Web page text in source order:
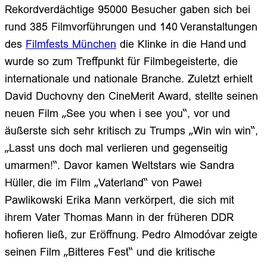
Rekordverdächtige 95000 Besucher gaben sich bei
rund 385 Filmvorführungen und 140Veranstaltungen
des Filmfests München die Klinke in die Hand und
wurde so zum Treffpunkt für Filmbegeisterte, die
internationale und nationale Branche. Zuletzt erhielt
David Duchovny den CineMerit Award, stellte seinen
neuen Film „See you when i see you“, vor und
äußerste sich sehr kritisch zu Trumps „Win win win“,
„Lasst uns doch mal verlieren und gegenseitig
umarmen!“. Davor kamen Weltstars wie Sandra
Hüller,die im Film „Vaterland“ von Paweł
Pawlikowski Erika Mann verkörpert, die sich mit
ihrem Vater Thomas Mann in der früheren DDR
hofieren ließ, zur Eröffnung. Pedro Almodóvar zeigte
seinen Film „Bitteres Fest“ und die kritische